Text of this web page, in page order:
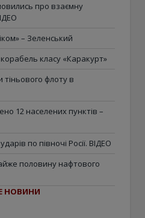
про взаємну
– Зеленський
класу «Каракурт»
тіньового флоту в
12 населених пунктів –
по півночі Росії. ВІДЕО
половину нафтового
НОВИНИ